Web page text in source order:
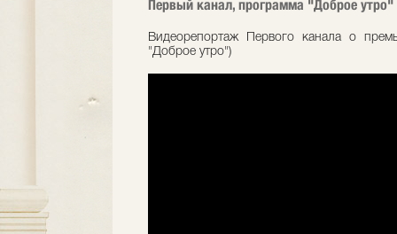
Первый канал, программа "Доброе утро"
Видеорепортаж Первого канала о
"Доброе утро")